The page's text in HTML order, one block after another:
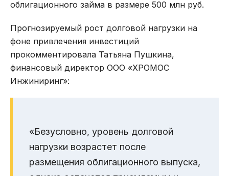
облигационного займа в размере 500 млн руб.
Прогнозируемый рост долговой нагрузки на
фоне привлечения инвестиций
прокомментировала Татьяна Пушкина,
финансовый директор ООО «ХРОМОС
Инжиниринг»:
«Безусловно, уровень долговой
нагрузки возрастет после
размещения облигационного выпуска,